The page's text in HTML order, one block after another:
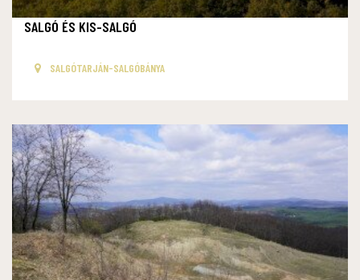
SALGÓ ÉS KIS-SALGÓ
SALGÓTARJÁN-SALGÓBÁNYA